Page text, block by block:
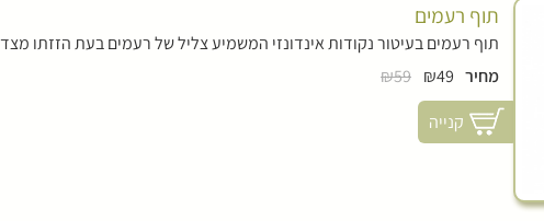
תוף רעמים
תוף רעמים בעיטור נקודות אינדונזי המשמיע צליל של רעמים בעת הזזתו
מחיר ₪49
₪59
קנייה